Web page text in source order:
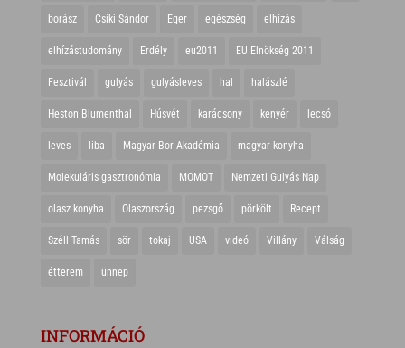
borász Csíki Sándor Eger egészség elhízás
elhízástudomány Erdély eu2011 EU Elnökség 2011
Fesztivál gulyás gulyásleves hal halászlé
Heston Blumenthal Húsvét karácsony kenyér lecsó
leves liba Magyar Bor Akadémia magyar konyha
Molekuláris gasztronómia MOMOT Nemzeti Gulyás Nap
olasz konyha Olaszország pezsgő pörkölt Recept
Széll Tamás sör tokaj USA videó Villány Válság
étterem ünnep
INFORMÁCIÓ